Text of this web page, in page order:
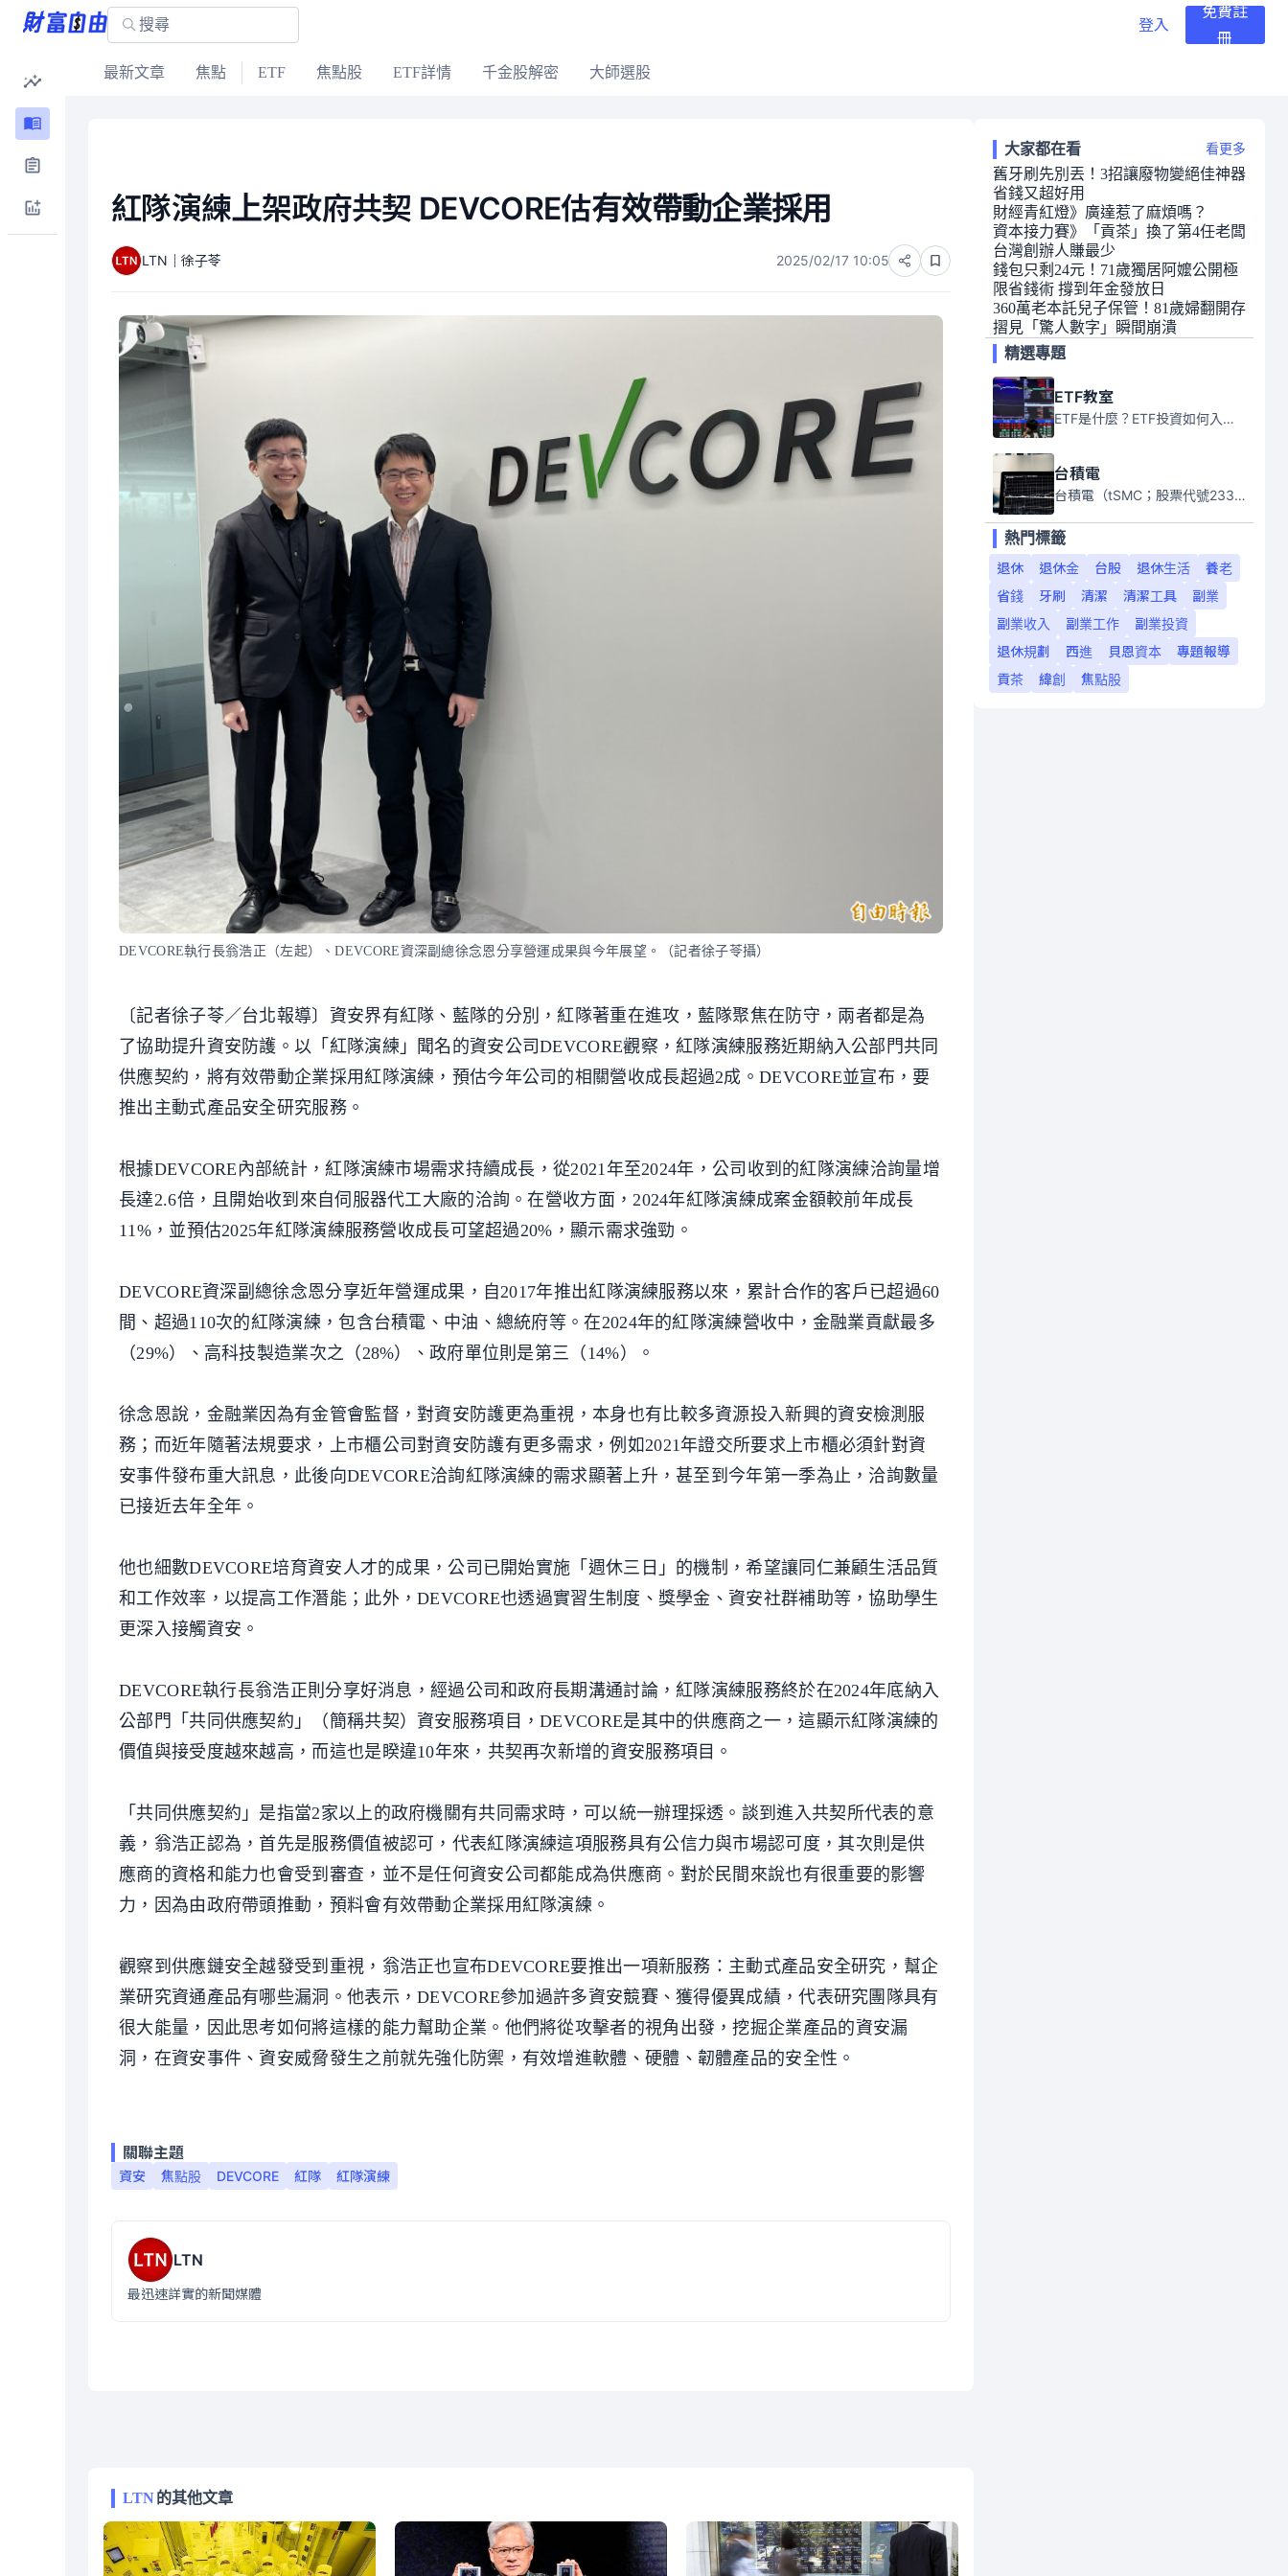
登入
免費註
冊
最新文章 焦點 ETF 焦點股 ETF詳情 千金股解密 大師選股
紅隊演練上架政府共契 DEVCORE估有效帶動企業採用
LTN｜徐子苓 2025/02/17 10:05
DEVCORE執行長翁浩正（左起）、DEVCORE資深副總徐念恩分享營運成果與今年展望。（記者徐子苓攝）
〔記者徐子苓／台北報導〕資安界有紅隊、藍隊的分別，紅隊著重在進攻，藍隊聚焦在防守，兩者都是為
了協助提升資安防護。以「紅隊演練」聞名的資安公司DEVCORE觀察，紅隊演練服務近期納入公部門共同
供應契約，將有效帶動企業採用紅隊演練，預估今年公司的相關營收成長超過2成。DEVCORE並宣布，要
推出主動式產品安全研究服務。
根據DEVCORE內部統計，紅隊演練市場需求持續成長，從2021年至2024年，公司收到的紅隊演練洽詢量增
長達2.6倍，且開始收到來自伺服器代工大廠的洽詢。在營收方面，2024年紅隊演練成案金額較前年成長
11%，並預估2025年紅隊演練服務營收成長可望超過20%，顯示需求強勁。
DEVCORE資深副總徐念恩分享近年營運成果，自2017年推出紅隊演練服務以來，累計合作的客戶已超過60
間、超過110次的紅隊演練，包含台積電、中油、總統府等。在2024年的紅隊演練營收中，金融業貢獻最多
（29%）、高科技製造業次之（28%）、政府單位則是第三（14%）。
徐念恩說，金融業因為有金管會監督，對資安防護更為重視，本身也有比較多資源投入新興的資安檢測服
務；而近年隨著法規要求，上市櫃公司對資安防護有更多需求，例如2021年證交所要求上市櫃必須針對資
安事件發布重大訊息，此後向DEVCORE洽詢紅隊演練的需求顯著上升，甚至到今年第一季為止，洽詢數量
已接近去年全年。
他也細數DEVCORE培育資安人才的成果，公司已開始實施「週休三日」的機制，希望讓同仁兼顧生活品質
和工作效率，以提高工作潛能；此外，DEVCORE也透過實習生制度、獎學金、資安社群補助等，協助學生
更深入接觸資安。
DEVCORE執行長翁浩正則分享好消息，經過公司和政府長期溝通討論，紅隊演練服務終於在2024年底納入
公部門「共同供應契約」（簡稱共契）資安服務項目，DEVCORE是其中的供應商之一，這顯示紅隊演練的
價值與接受度越來越高，而這也是睽違10年來，共契再次新增的資安服務項目。
「共同供應契約」是指當2家以上的政府機關有共同需求時，可以統一辦理採透。談到進入共契所代表的意
義，翁浩正認為，首先是服務價值被認可，代表紅隊演練這項服務具有公信力與市場認可度，其次則是供
應商的資格和能力也會受到審查，並不是任何資安公司都能成為供應商。對於民間來說也有很重要的影響
力，因為由政府帶頭推動，預料會有效帶動企業採用紅隊演練。
觀察到供應鏈安全越發受到重視，翁浩正也宣布DEVCORE要推出一項新服務：主動式產品安全研究，幫企
業研究資通產品有哪些漏洞。他表示，DEVCORE參加過許多資安競賽、獲得優異成績，代表研究團隊具有
很大能量，因此思考如何將這樣的能力幫助企業。他們將從攻擊者的視角出發，挖掘企業產品的資安漏
洞，在資安事件、資安威脅發生之前就先強化防禦，有效增進軟體、硬體、韌體產品的安全性。
關聯主題
資安 焦點股 DEVCORE 紅隊 紅隊演練
LTN
最迅速詳實的新聞媒體
LTN的其他文章
大家都在看 看更多
舊牙刷先別丟！3招讓廢物變絕佳神器
省錢又超好用
財經青紅燈》廣達惹了麻煩嗎？
資本接力賽》「貢茶」換了第4任老闆
台灣創辦人賺最少
錢包只剩24元！71歲獨居阿嬤公開極
限省錢術 撐到年金發放日
360萬老本託兒子保管！81歲婦翻開存
摺見「驚人數字」瞬間崩潰
精選專題
ETF教室
ETF是什麼？ETF投資如何入門？本系列專題文章將會告訴你新手必須知道的ETF基礎知識。
台積電
台積電（tSMC；股票代號2330）是全球領先的半導體代工公司，成立於1987年，總部位於台灣新竹。且已於美國、日本、德國及中國設廠，台積電是全球首家專業積體電路製造服務公司，也是全球最先進和最大規模的半導體代工廠。
熱門標籤
退休
退休金 台股 退休生活
養老
省錢
牙刷 清潔 清潔工具
副業
副業收入
副業工作
副業投資
退休規劃
西進 貝恩資本
專題報導
貢茶
緯創 焦點股